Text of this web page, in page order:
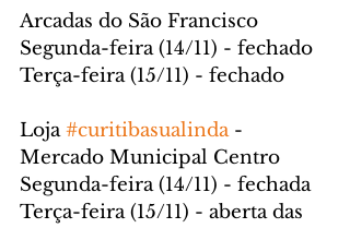
Arcadas do São Francisco
Segunda-feira (14/11) - fechado
Terça-feira (15/11) - fechado
Loja #curitibasualinda -
Mercado Municipal Centro
Segunda-feira (14/11) - fechada
Terça-feira (15/11) - aberta das